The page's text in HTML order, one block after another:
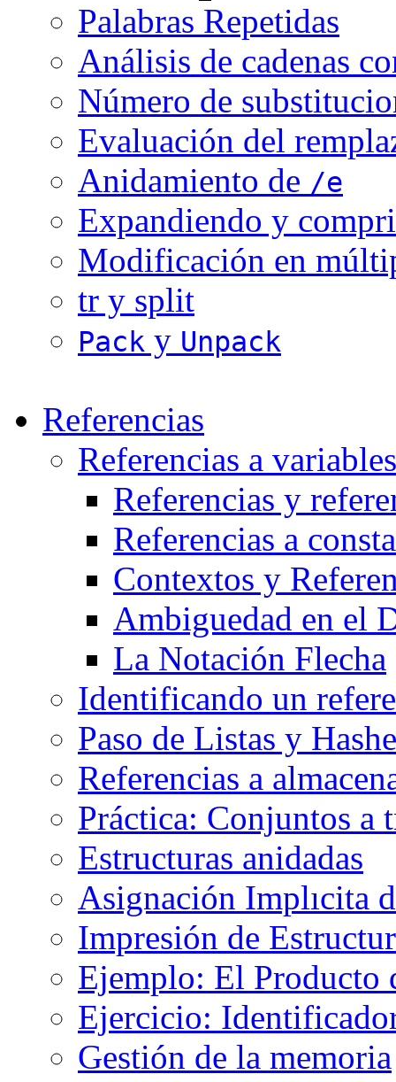
Palabras Repetidas
Análisis de cadenas
Número de
Evaluación del
Anidamiento de /e
Expandiendo y
Modificación en
tr y split
Pack y Unpack
Referencias
Referencias a
Referencias y
Referencias a
Contextos y
Ambiguedad en el
La Notación Flecha
Identificando un
Paso de Listas y
Referencias a
Práctica: Conjuntos a
Estructuras anidadas
Asignación Implıcita
Impresión de
Ejemplo: El Producto
Ejercicio:
Gestión de la memoria